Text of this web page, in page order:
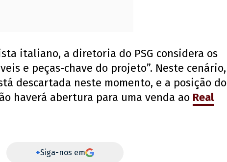
italiano, a diretoria do PSG considera os
e peças-chave do projeto”. Neste cenário,
descartada neste momento, e a posição do
haverá abertura para uma venda ao Real
+Siga-nos em